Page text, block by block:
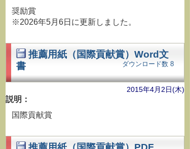
奨励賞
※2026年5月6日に更新しました。
推薦用紙（国際貢献賞）Word文
書
ダウンロード数 8
2015年4月2日(木)
説明：
国際貢献賞